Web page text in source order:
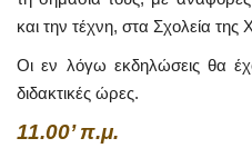
και την τέχνη, στα Σχολεία
Οι εν λόγω εκδηλώσεις θα
διδακτικές ώρες.
11.00’ π.μ.